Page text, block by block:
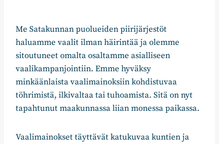
Me Satakunnan puolueiden piirijärjestöt
haluamme vaalit ilman häirintää ja olemme
sitoutuneet omalta osaltamme asialliseen
vaalikampanjointiin. Emme hyväksy
minkäänlaista vaalimainoksiin kohdistuvaa
töhrimistä, ilkivaltaa tai tuhoamista. Sitä on nyt
tapahtunut maakunnassa liian monessa paikassa.
Vaalimainokset täyttävät katukuvaa kuntien ja